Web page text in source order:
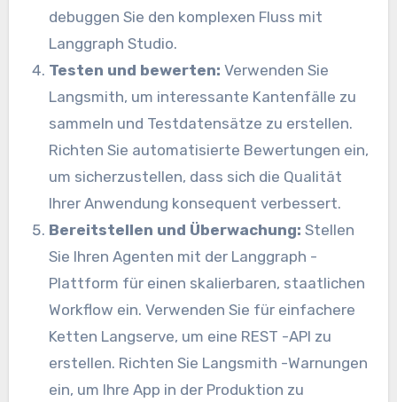
debuggen Sie den komplexen Fluss mit
Langgraph Studio.
Testen und bewerten: Verwenden Sie
Langsmith, um interessante Kantenfälle zu
sammeln und Testdatensätze zu erstellen.
Richten Sie automatisierte Bewertungen ein,
um sicherzustellen, dass sich die Qualität
Ihrer Anwendung konsequent verbessert.
Bereitstellen und Überwachung: Stellen
Sie Ihren Agenten mit der Langgraph -
Plattform für einen skalierbaren, staatlichen
Workflow ein. Verwenden Sie für einfachere
Ketten Langserve, um eine REST -API zu
erstellen. Richten Sie Langsmith -Warnungen
ein, um Ihre App in der Produktion zu